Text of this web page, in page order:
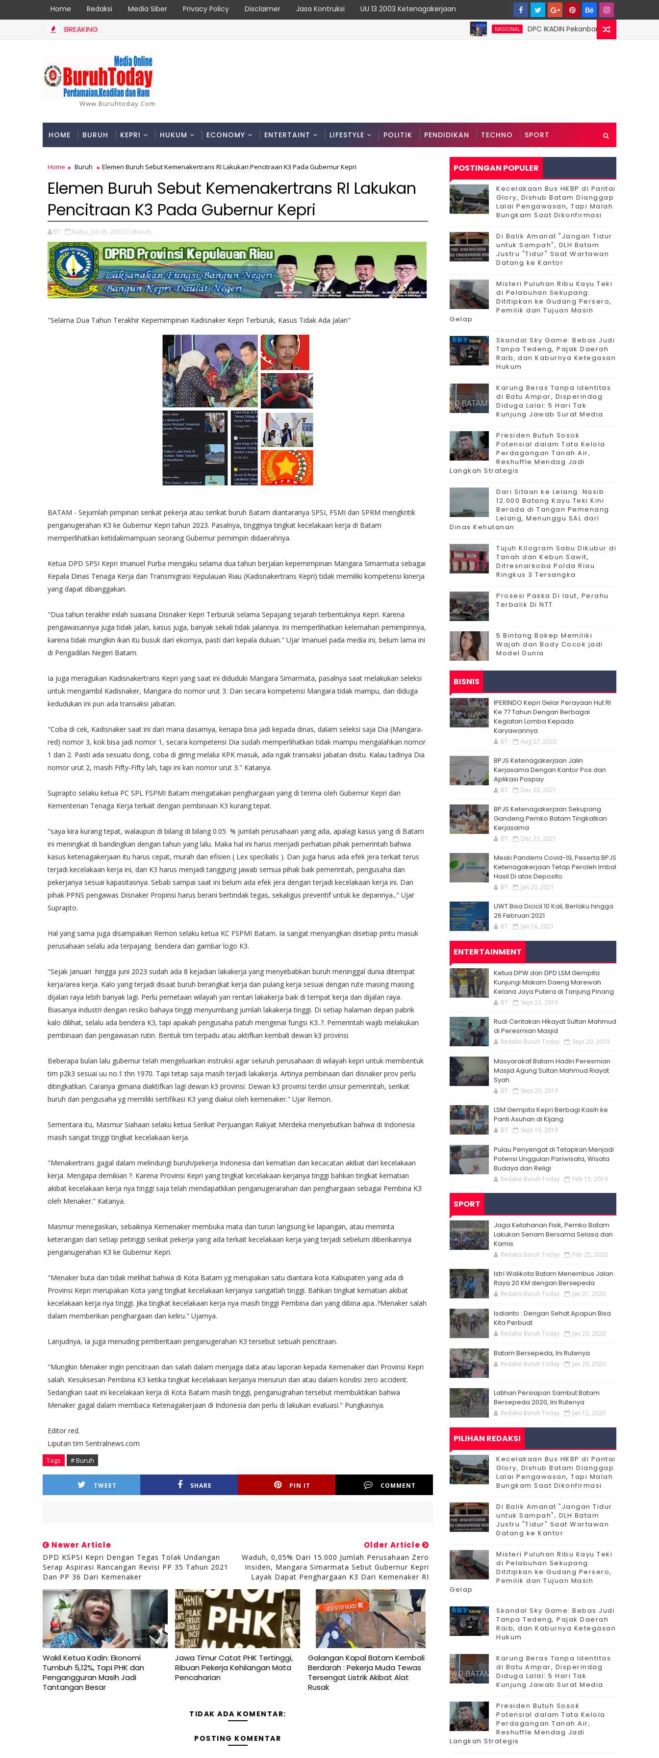
Home Redaksi Media Siber Privacy Policy Disclaimer Jasa Kontruksi UU 13 2003 Ketenagakerjaan
BREAKING NASIONAL
DPC IKADIN Pekanbaru Kutuk Premanisme,
Www.buruhtoday.com
HOME BURUH KEPRI HUKUM ECONOMY ENTERTAINT LIFESTYLE POLITIK PENDIDIKAN TECHNO SPORT
Home Buruh Elemen Buruh Sebut Kemenakertrans RI Lakukan Pencitraan K3 Pada Gubernur Kepri
Elemen Buruh Sebut Kemenakertrans RI Lakukan
Pencitraan K3 Pada Gubernur Kepri
BT Rabu, Juli 05, 2023 Buruh,
"Selama Dua Tahun Terakhir Kepemimpinan Kadisnaker Kepri Terburuk, Kasus Tidak Ada Jalan"
BATAM - Sejumlah pimpinan serikat pekerja atau serikat buruh Batam diantaranya SPSI, FSMI dan SPRM mengkritik
penganugerahan K3 ke Gubernur Kepri tahun 2023. Pasalnya, tingginya tingkat kecelakaan kerja di Batam
memperlihatkan ketidakmampuan seorang Gubernur pemimpin didaerahnya.
Ketua DPD SPSI Kepri Imanuel Purba mengaku selama dua tahun berjalan kepemimpinan Mangara Simarmata sebagai
Kepala Dinas Tenaga Kerja dan Transmigrasi Kepulauan Riau (Kadisnakertrans Kepri) tidak memiliki kompetensi kinerja
yang dapat dibanggakan.
"Dua tahun terakhir inilah suasana Disnaker Kepri Terburuk selama Sepajang sejarah terbentuknya Kepri. Karena
pengawasannya juga tidak jalan, kasus juga, banyak sekali tidak jalannya. Ini memperlihatkan kelemahan pemimpinnya,
karena tidak mungkin ikan itu busuk dari ekornya, pasti dari kepala duluan." Ujar Imanuel pada media ini, belum lama ini
di Pengadilan Negeri Batam.
Ia juga meragukan Kadisnakertrans Kepri yang saat ini diduduki Mangara Simarmata, pasalnya saat melakukan seleksi
untuk mengambil Kadisnaker, Mangara do nomor urut 3. Dan secara kompetensi Mangara tidak mampu, dan diduga
kedudukan ini pun ada transaksi jabatan.
"Coba di cek, Kadisnaker saat ini dari mana dasarnya, kenapa bisa jadi kepada dinas, dalam seleksi saja Dia (Mangara-
red) nomor 3, kok bisa jadi nomor 1, secara kompetensi Dia sudah memperlihatkan tidak mampu mengalahkan nomor
1 dan 2. Pasti ada sesuatu dong, coba di giring melalui KPK masuk, ada ngak transaksi jabatan disitu. Kalau tadinya Dia
nomor urut 2, masih Fifty-Fifty lah, tapi ini kan nomor urut 3." Katanya.
Suprapto selaku ketua PC SPL FSPMI Batam mengatakan penghargaan yang di terima oleh Gubernur Kepri dari
Kementerian Tenaga Kerja terkait dengan pembinaan K3 kurang tepat.
"saya kira kurang tepat, walaupun di bilang di bilang 0.05 % jumlah perusahaan yang ada, apalagi kasus yang di Batam
ini meningkat di bandingkan dengan tahun yang lalu. Maka hal ini harus menjadi perhatian pihak pemerintah bahwa
kasus ketenagakerjaan itu harus cepat, murah dan efisien ( Lex specilialis ). Dan juga harus ada efek jera terkait terus
terjadi kecelakaan kerja ini, dan K3 harus menjadi tanggung jawab semua pihak baik pemerintah, pengusaha dan
pekerjanya sesuai kapasitasnya. Sebab sampai saat ini belum ada efek jera dengan terjadi kecelakaan kerja ini. Dan
pihak PPNS pengawas Disnaker Propinsi harus berani bertindak tegas, sekaligus preventif untuk ke depannya.," Ujar
Suprapto.
Hal yang sama juga disampaikan Remon selaku ketua KC FSPMI Batam. Ia sangat menyangkan disetiap pintu masuk
perusahaan selalu ada terpajang bendera dan gambar logo K3.
"Sejak Januari hingga juni 2023 sudah ada 8 kejadian lakakerja yang menyebabkan buruh meninggal dunia ditempat
kerja/area kerja. Kalo yang terjadi disaat buruh berangkat kerja dan pulang kerja sesuai dengan rute masing masing
dijalan raya lebih banyak lagi. Perlu pemetaan wilayah yan rentan lakakerja baik di tempat kerja dan dijalan raya.
Biasanya industri dengan resiko bahaya tinggi menyumbang jumlah lakakerja tinggi. Di setiap halaman depan pabrik
kalo dilihat, selalu ada bendera K3, tapi apakah pengusaha patuh mengenai fungsi K3..?. Pemerintah wajib melakukan
pembinaan dan pengawasan rutin. Bentuk tim terpadu atau aktifkan kembali dewan k3 provinsi.
Beberapa bulan lalu gubernur telah mengeluarkan instruksi agar seluruh perusahaan di wilayah kepri untuk membentuk
tim p2k3 sesuai uu no.1 thn 1970. Tapi tetap saja masih terjadi lakakerja. Artinya pembinaan dari disnaker prov perlu
ditingkatkan. Caranya gimana diaktifkan lagi dewan k3 provinsi. Dewan k3 provinsi terdiri unsur pemerintah, serikat
buruh dan pengusaha yg memiliki sertifikasi K3 yang diakui oleh kemenaker." Ujar Remon.
Sementara itu, Masmur Siahaan selaku ketua Serikat Perjuangan Rakyat Merdeka menyebutkan bahwa di Indonesia
masih sangat tinggi tingkat kecelakaan kerja.
"Menakertrans gagal dalam melindungi buruh/pekerja Indonesia dari kematian dan kecacatan akibat dari kecelakaan
kerja. Mengapa demikian ?. Karena Provinsi Kepri yang tingkat kecelakaan kerjanya tinggi bahkan tingkat kematian
akibat kecelakaan kerja nya tinggi saja telah mendapatkkan penganugerarahan dan penghargaan sebagai Pembina K3
oleh Menaker." Katanya.
Masmur menegaskan, sebaiknya Kemenaker membuka mata dan turun langsung ke lapangan, atau meminta
keterangan dari setiap petinggi serikat pekerja yang ada terkait kecelakaan kerja yang terjadi sebelum diberikannya
penganugerahan K3 ke Gubernur Kepri.
"Menaker buta dan tidak melihat bahwa di Kota Batam yg merupakan satu diantara kota Kabupaten yang ada di
Provinsi Kepri merupakan Kota yang tingkat kecelakaan kerjanya sangatlah tinggi. Bahkan tingkat kematian akibat
kecelakaan kerja nya tinggi. Jika tingkat kecelakaan kerja nya masih tinggi Pembina dan yang dibina apa..?Menaker salah
dalam memberikan penghargaan dan keliru." Ujarnya.
Lanjudnya, Ia juga menuding pemberitaan penganugerahan K3 tersebut sebuah pencitraan.
"Mungkin Menaker ingin pencitraan dan salah dalam menjaga data atau laporan kepada Kemenaker dari Provinsi Kepri
salah. Kesuksesan Pembina K3 ketika tingkat kecelakaan kerjanya menurun dan atau dalam kondisi zero accident.
Sedangkan saat ini kecelakaan kerja di Kota Batam masih tinggi, penganugrahan tersebut membuktikan bahwa
Menaker gagal dalam membaca Ketenagakerjaan di Indonesia dan perlu di lakukan evaluasi." Pungkasnya.
Editor red.
Liputan tim Sentralnews.com
Tags # Buruh
TWEET SHARE PIN IT COMMENT
Newer Article
DPD KSPSI Kepri Dengan Tegas Tolak Undangan
Serap Aspirasi Rancangan Revisi PP 35 Tahun 2021
Dan PP 36 Dari Kemenaker
Older Article
Waduh, 0,05% Dari 15.000 Jumlah Perusahaan Zero
Insiden, Mangara Simarmata Sebut Gubernur Kepri
Layak Dapat Penghargaan K3 Dari Kemenaker RI
Wakil Ketua Kadin: Ekonomi
Tumbuh 5,12%, Tapi PHK dan
Pengangguran Masih Jadi
Tantangan Besar
Jawa Timur Catat PHK Tertinggi,
Ribuan Pekerja Kehilangan Mata
Pencaharian
Galangan Kapal Batam Kembali
Berdarah : Pekerja Muda Tewas
Tersengat Listrik Akibat Alat
Rusak
TIDAK ADA KOMENTAR:
POSTING KOMENTAR
POSTINGAN POPULER
Kecelakaan Bus HKBP di Pantai
Glory, Dishub Batam Dianggap
Lalai Pengawasan, Tapi Malah
Bungkam Saat Dikonfirmasi
Di Balik Amanat "Jangan Tidur
untuk Sampah", DLH Batam
Justru "Tidur" Saat Wartawan
Datang ke Kantor
Misteri Puluhan Ribu Kayu Teki
di Pelabuhan Sekupang:
Dititipkan ke Gudang Persero,
Pemilik dan Tujuan Masih
Gelap
Skandal Sky Game: Bebas Judi
Tanpa Tedeng, Pajak Daerah
Raib, dan Kaburnya Ketegasan
Hukum
Karung Beras Tanpa Identitas
di Batu Ampar, Disperindag
Diduga Lalai: 5 Hari Tak
Kunjung Jawab Surat Media
Presiden Butuh Sosok
Potensial dalam Tata Kelola
Perdagangan Tanah Air,
Reshuffle Mendag Jadi
Langkah Strategis
Dari Sitaan ke Lelang: Nasib
12.000 Batang Kayu Teki Kini
Berada di Tangan Pemenang
Lelang, Menunggu SAL dari
Dinas Kehutanan
Tujuh Kilogram Sabu Dikubur di
Tanah dan Kebun Sawit,
Ditresnarkoba Polda Riau
Ringkus 3 Tersangka
Prosesi Paska Di laut, Perahu
Terbalik Di NTT
5 Bintang Bokep Memiliki
Wajah dan Body Cocok jadi
Model Dunia
BISNIS
IPERINDO Kepri Gelar Perayaan Hut RI
Ke 77 Tahun Dengan Berbagai
Kegiatan Lomba Kepada
Karyawannya
BT Aug 27, 2022
BPJS Ketenagakerjaan Jalin
Kerjasama Dengan Kantor Pos dan
Aplikasi Pospay
BT Dec 23, 2021
BPJS Ketenagakerjaan Sekupang
Gandeng Pemko Batam Tingkatkan
Kerjasama
BT Dec 23, 2021
Meski Pandemi Covid-19, Peserta BPJS
Ketenagakerjaan Tetap Peroleh Imbal
Hasil Di atas Deposito
BT Jan 20, 2021
UWT Bisa Dicicil 10 Kali, Berlaku hingga
26 Februari 2021
BT Jan 16, 2021
ENTERTAINMENT
Ketua DPW dan DPD LSM Gempita
Kunjungi Makam Daeng Marewah
Kelana Jaya Putera di Tanjung Pinang
BT Sept 23, 2019
Rudi Ceritakan Hikayat Sultan Mahmud
di Peresmian Masjid
Redaksi Buruh Today Sept 20, 2019
Masyarakat Batam Hadiri Peresmian
Masjid Agung Sultan Mahmud Riayat
Syah
BT Sept 20, 2019
LSM Gempita Kepri Berbagi Kasih ke
Panti Asuhan di Kijang
BT Sept 16, 2019
Pulau Penyengat di Tetapkan Menjadi
Potensi Unggulan Pariwisata, Wisata
Budaya dan Religi
Redaksi Buruh Today Feb 15, 2019
SPORT
Jaga Ketahanan Fisik, Pemko Batam
Lakukan Senam Bersama Selasa dan
Kamis
Redaksi Buruh Today Feb 25, 2020
Istri Walikota Batam Menembus Jalan
Raya 20 KM dengan Bersepeda
Redaksi Buruh Today Jan 21, 2020
Isdianto : Dengan Sehat Apapun Bisa
Kita Perbuat
Redaksi Buruh Today Jan 20, 2020
Batam Bersepeda, Ini Rutenya
Redaksi Buruh Today Jan 20, 2020
Latihan Persiapan Sambut Batam
Bersepeda 2020, Ini Rutenya
Redaksi Buruh Today Jan 12, 2020
PILIHAN REDAKSI
Kecelakaan Bus HKBP di Pantai
Glory, Dishub Batam Dianggap
Lalai Pengawasan, Tapi Malah
Bungkam Saat Dikonfirmasi
Di Balik Amanat "Jangan Tidur
untuk Sampah", DLH Batam
Justru "Tidur" Saat Wartawan
Datang ke Kantor
Misteri Puluhan Ribu Kayu Teki
di Pelabuhan Sekupang:
Dititipkan ke Gudang Persero,
Pemilik dan Tujuan Masih
Gelap
Skandal Sky Game: Bebas Judi
Tanpa Tedeng, Pajak Daerah
Raib, dan Kaburnya Ketegasan
Hukum
Karung Beras Tanpa Identitas
di Batu Ampar, Disperindag
Diduga Lalai: 5 Hari Tak
Kunjung Jawab Surat Media
Presiden Butuh Sosok
Potensial dalam Tata Kelola
Perdagangan Tanah Air,
Reshuffle Mendag Jadi
Langkah Strategis